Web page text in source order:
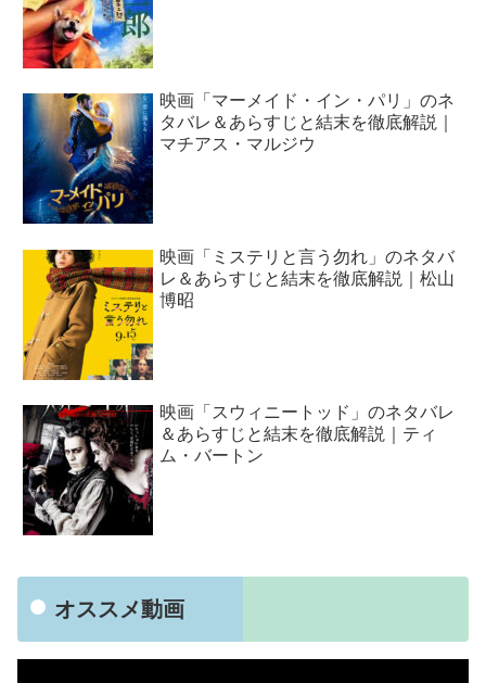
映画「マーメイド・イン・パリ」のネ
タバレ＆あらすじと結末を徹底解説｜
マチアス・マルジウ
映画「ミステリと言う勿れ」のネタバ
レ＆あらすじと結末を徹底解説｜松山
博昭
映画「スウィニートッド」のネタバレ
＆あらすじと結末を徹底解説｜ティ
ム・バートン
オススメ動画